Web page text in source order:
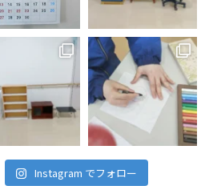
Instagram でフォロー